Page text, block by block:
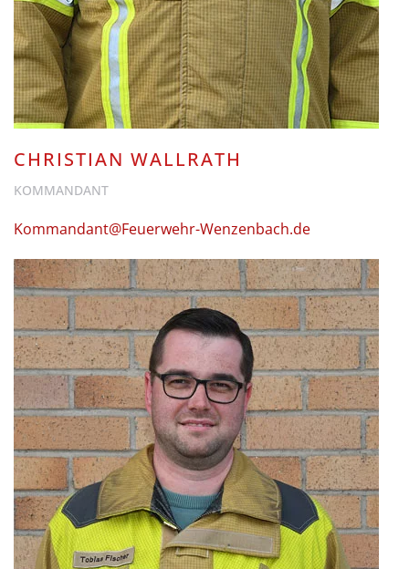
CHRISTIAN WALLRATH
KOMMANDANT
Kommandant@Feuerwehr-Wenzenbach.de